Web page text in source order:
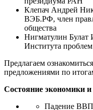
Клепач Андрей
ВЭБ.РФ, член
общества
Нигматулин Булат
Института
Предлагаем
предложениями по
Состояние экономики
Падение ВВП